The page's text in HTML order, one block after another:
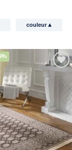
couleur▴